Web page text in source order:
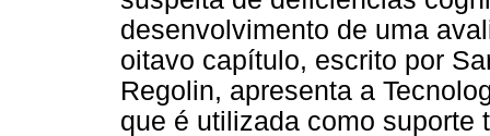
desenvolvimento de uma
oitavo capítulo, escrito por
Regolin, apresenta a
que é utilizada como suporte